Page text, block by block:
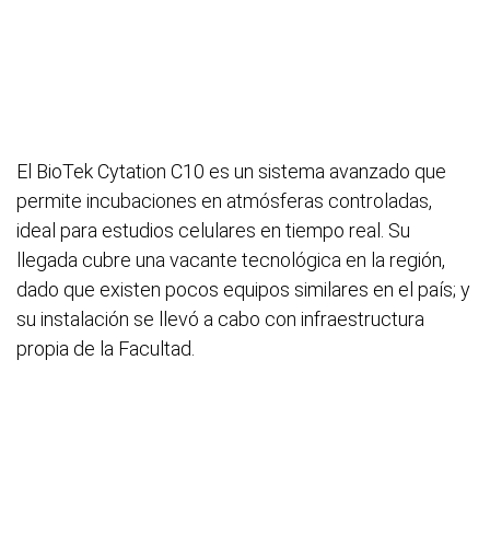
El BioTek Cytation C10 es un sistema avanzado que
permite incubaciones en atmósferas controladas,
ideal para estudios celulares en tiempo real. Su
llegada cubre una vacante tecnológica en la región,
dado que existen pocos equipos similares en el país; y
su instalación se llevó a cabo con infraestructura
propia de la Facultad.